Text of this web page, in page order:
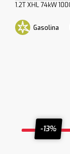
1.2T XHL 74kW
Gasolina
-13%